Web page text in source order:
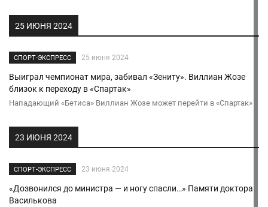
25 ИЮНЯ 2024
СПОРТ-ЭКСПРЕСС 25 июня 2024
Выиграл чемпионат мира, забивал «Зениту». Виллиан Жозе
близок к переходу в «Спартак»
Нападающий «Бетиса» Виллиан Жозе может перейти в «Спартак»
23 ИЮНЯ 2024
СПОРТ-ЭКСПРЕСС 23 июня 2024
«Дозвонился до министра — и ногу спасли…» Памяти доктора
Василькова